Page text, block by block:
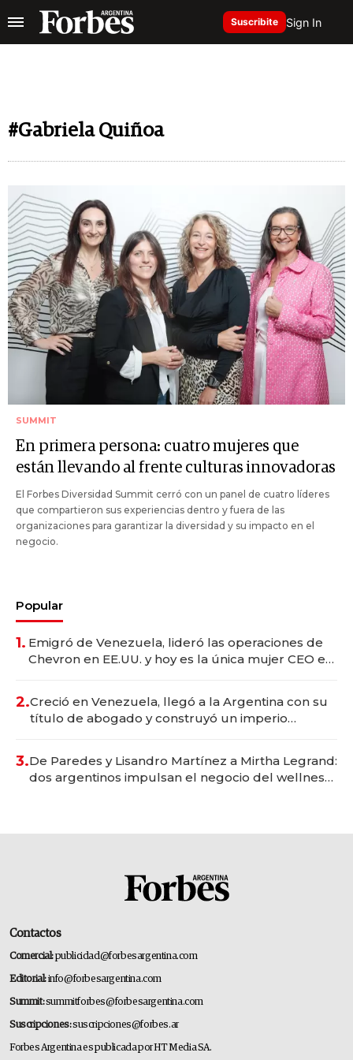
Suscribite Sign In
#Gabriela Quiñoa
SUMMIT
En primera persona: cuatro mujeres que
están llevando al frente culturas innovadoras
El Forbes Diversidad Summit cerró con un panel de cuatro líderes
que compartieron sus experiencias dentro y fuera de las
organizaciones para garantizar la diversidad y su impacto en el
negocio.
Popular
1. Emigró de Venezuela, lideró las operaciones de
Chevron en EE.UU. y hoy es la única mujer CEO en
2.Creció en Venezuela, llegó a la Argentina con su
título de abogado y construyó un imperio
3.De Paredes y Lisandro Martínez a Mirtha Legrand:
dos argentinos impulsan el negocio del wellness
Contactos
Comercial:publicidad@forbesargentina.com
Editorial:info@forbesargentina.com
Summit:summitforbes@forbesargentina.com
Suscripciones:suscripciones@forbes.ar
Forbes Argentina es publicada por HT Media SA.